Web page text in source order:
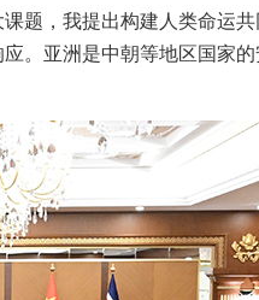
题，我提出构建人类命运
。亚洲是中朝等地区国家